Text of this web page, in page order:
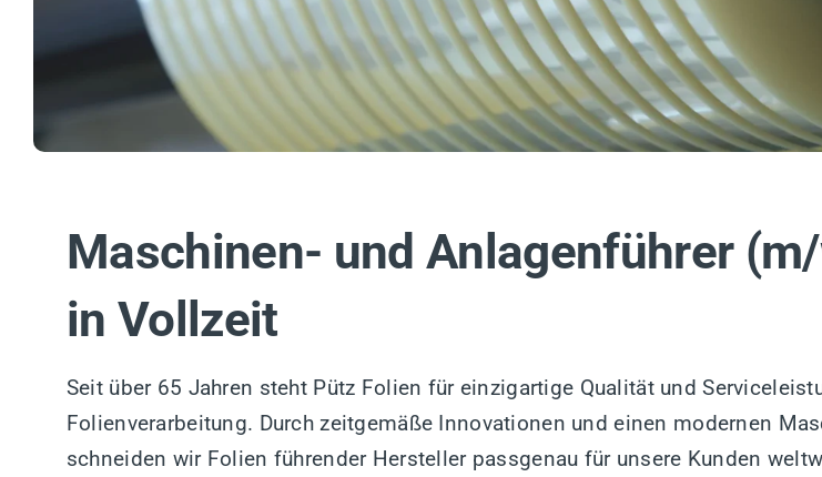
Maschinen- und Anlagenführer
in Vollzeit
Seit über 65 Jahren steht Pütz Folien für einzigartige Qualität und
Folienverarbeitung. Durch zeitgemäße Innovationen und einen modernen
schneiden wir Folien führender Hersteller passgenau für unsere Kunden